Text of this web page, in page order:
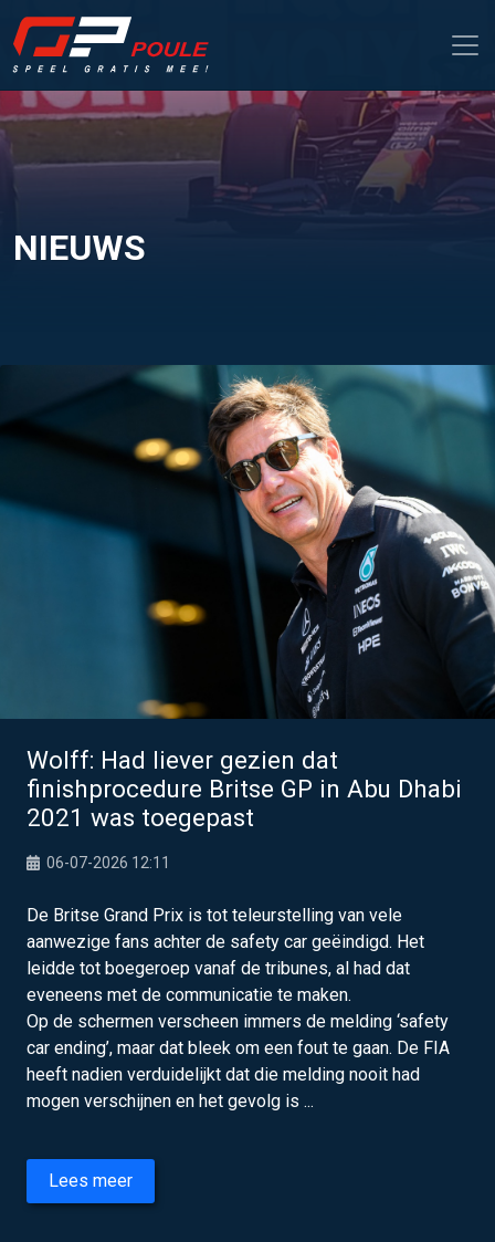
NIEUWS
Wolff: Had liever gezien dat
finishprocedure Britse GP in Abu Dhabi
2021 was toegepast
06-07-2026 12:11
De Britse Grand Prix is tot teleurstelling van vele
aanwezige fans achter de safety car geëindigd. Het
leidde tot boegeroep vanaf de tribunes, al had dat
eveneens met de communicatie te maken.
Op de schermen verscheen immers de melding ‘safety
car ending’, maar dat bleek om een fout te gaan. De FIA
heeft nadien verduidelijkt dat die melding nooit had
mogen verschijnen en het gevolg is ...
Lees meer